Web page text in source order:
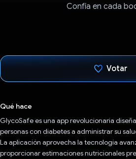
Confía en cada
Votar
Qué hace
GlycoSafe es una app revolucionaria
personas con diabetes a administrar su
La aplicación aprovecha la tecnología
proporcionar estimaciones nutricionales